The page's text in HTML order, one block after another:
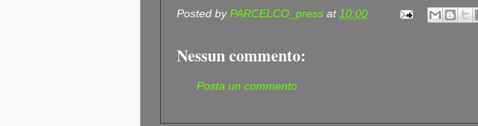
Posted byPARCELCO_press at10:00
Nessun commento:
Posta un commento